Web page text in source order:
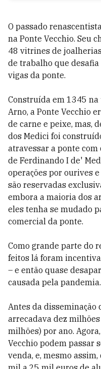
O passado
na Ponte Vecchio. Seu
48 vitrines de
de trabalho que
vigas da ponte.
Construída em 1345
Arno, a Ponte Vecchio
de carne e peixe, mas,
dos Medici foi
atravessar a ponte
de Ferdinando I de'
operações por ourives
são reservadas
embora a maioria dos
eles tenha se mudado
comercial da ponte.
Como grande parte do
feitos lá foram
– e então quase
causada pela pandemia.
Antes da disseminação
arrecadava dez
milhões) por ano.
Vecchio podem passar
venda, e, mesmo